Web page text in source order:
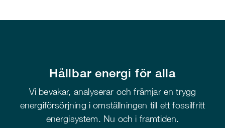
Hållbar energi för alla
Vi bevakar, analyserar och främjar en trygg
energiförsörjning i omställningen till ett fossilfritt
energisystem. Nu och i framtiden.